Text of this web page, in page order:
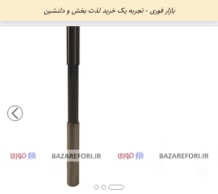
بازار فوری - تجربه یک خرید لذت بخش و دلنشین